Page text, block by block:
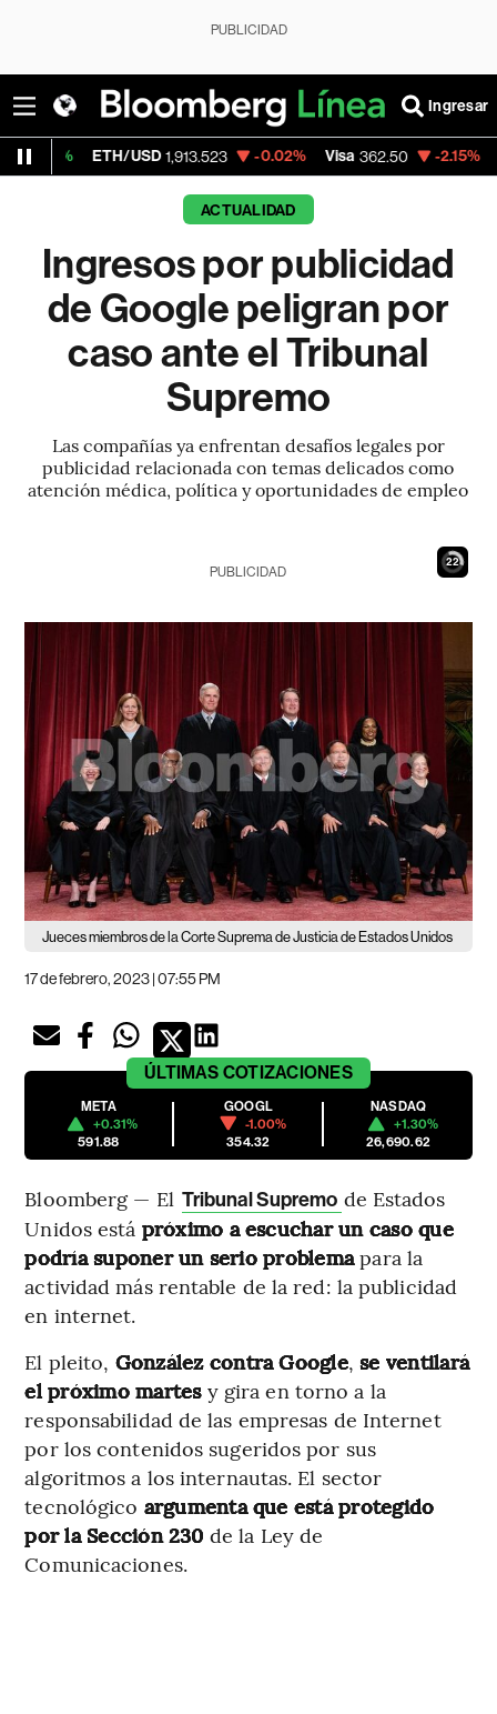
PUBLICIDAD
Ingresar
1,913.523 -0.02% Visa 362.50 -2.15% MercadoLibre
ACTUALIDAD
Ingresos por publicidad
de Google peligran por
caso ante el Tribunal
Supremo
Las compañías ya enfrentan desafíos legales por
publicidad relacionada con temas delicados como
atención médica, política y oportunidades de empleo
21
PUBLICIDAD
Jueces miembros de la Corte Suprema de Justicia de Estados Unidos
17 de febrero, 2023 | 07:55 PM
ÚLTIMAS COTIZACIONES
META
+0.31%
591.88
GOOGL
-1.00%
354.32
NASDAQ
+1.30%
26,690.62
Bloomberg — El Tribunal Supremo de Estados
Unidos está próximo a escuchar un caso que
podría suponer un serio problemapara la
actividad más rentable de la red: la publicidad
en internet.
El pleito, González contra Google,se ventilará
el próximo martes y gira en torno a la
responsabilidad de las empresas de Internet
por los contenidos sugeridos por sus
algoritmos a los internautas. El sector
tecnológico argumenta que está protegido
por la Sección 230 de la Ley de
Comunicaciones.